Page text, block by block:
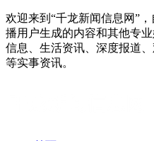
欢迎来到“千龙新闻信息网”
播用户生成的内容和其他专
信息、生活资讯、深度报道
等实事资讯。